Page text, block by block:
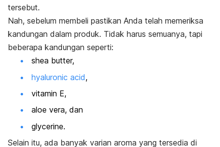
tersebut.
Nah, sebelum membeli pastikan Anda telah memeriksa
kandungan dalam produk. Tidak harus semuanya, tapi
beberapa kandungan seperti:
shea butter,
hyaluronic acid,
vitamin E,
aloe vera, dan
glycerine.
Selain itu, ada banyak varian aroma yang tersedia di